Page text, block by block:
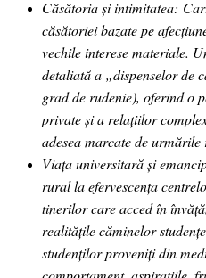
Căsătoria și intimitatea:
căsătoriei bazate pe
vechile interese materiale.
detaliată a „dispenselor de
grad de rudenie), oferind o
private și a relațiilor
adesea marcate de urmările
Viața universitară și
rural la efervescența
tinerilor care acced în
realitățile căminelor
studenților proveniți din